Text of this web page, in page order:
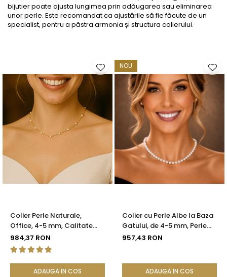
bijutier poate ajusta lungimea prin adăugarea sau eliminarea
unor perle. Este recomandat ca ajustările să fie făcute de un
specialist, pentru a păstra armonia și structura colierului.
Colier Perle Naturale,
Office, 4-5 mm, Calitate
AAA, Aur 14K | KASKADDA®
984,37 RON
ADAUGA IN COS
NOU
Colier cu Perle Albe la Baza
Gatului, de 4-5 mm, Perle
Rare, Calitate AAA+, Aur 14K
957,43 RON
ADAUGA IN COS